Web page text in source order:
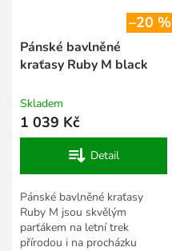
–20 %
Pánské bavlněné
kraťasy Ruby M black
Skladem
1 039 Kč
Detail
Pánské bavlněné kraťasy
Ruby M jsou skvělým
parťákem na letní trek
přírodou i na procházku